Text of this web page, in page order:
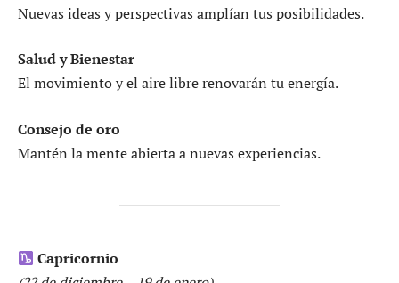
Nuevas ideas y perspectivas amplían tus posibilidades.
Salud y Bienestar
El movimiento y el aire libre renovarán tu energía.
Consejo de oro
Mantén la mente abierta a nuevas experiencias.
Capricornio